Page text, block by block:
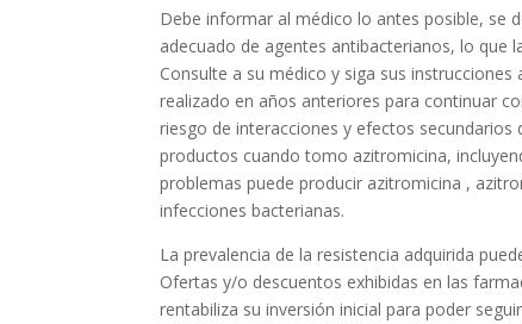
Debe informar al médico lo antes posible, se
adecuado de agentes antibacterianos, lo que
Consulte a su médico y siga sus
realizado en años anteriores para continuar
riesgo de interacciones y efectos
productos cuando tomo azitromicina,
problemas puede producir azitromicina ,
infecciones bacterianas.
La prevalencia de la resistencia adquirida
Ofertas y/o descuentos exhibidas en las
rentabiliza su inversión inicial para poder